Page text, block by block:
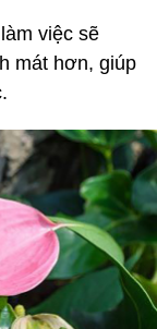
việc sẽ
mát hơn, giúp